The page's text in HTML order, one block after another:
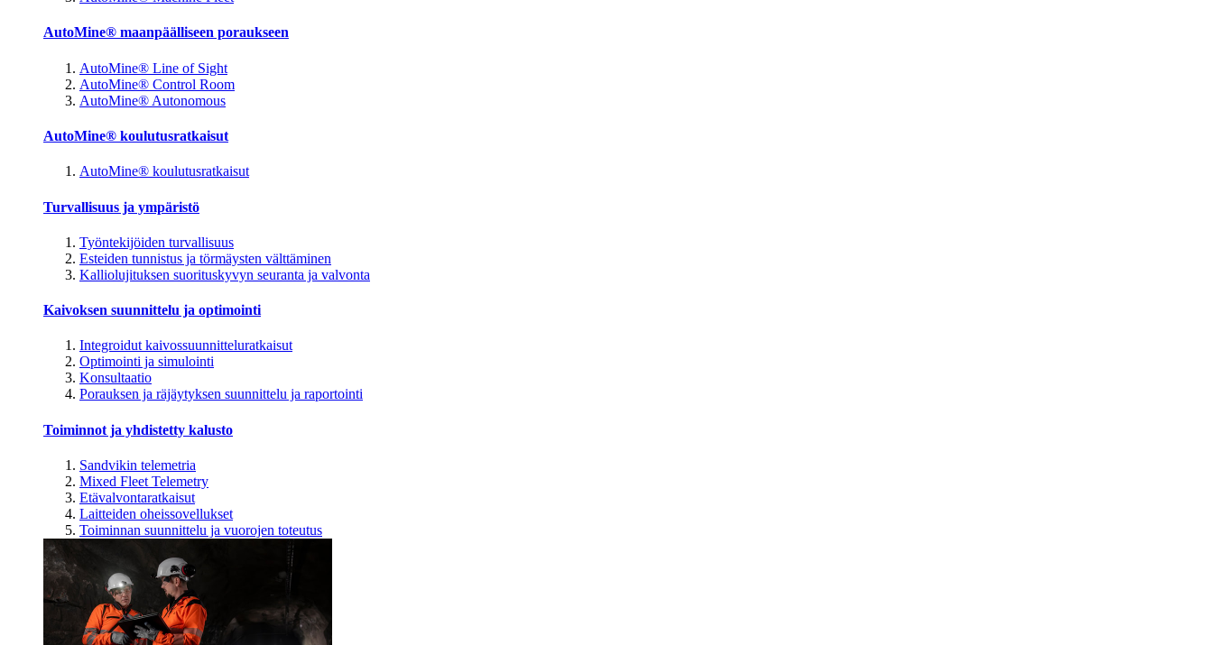
AutoMine® maanpäälliseen poraukseen
AutoMine® Line of Sight
AutoMine® Control Room
AutoMine® Autonomous
AutoMine® koulutusratkaisut
AutoMine® koulutusratkaisut
Turvallisuus ja ympäristö
Työntekijöiden turvallisuus
Esteiden tunnistus ja törmäysten välttäminen
Kalliolujituksen suorituskyvyn seuranta ja valvonta
Kaivoksen suunnittelu ja optimointi
Integroidut kaivossuunnitteluratkaisut
Optimointi ja simulointi
Konsultaatio
Porauksen ja räjäytyksen suunnittelu ja raportointi
Toiminnot ja yhdistetty kalusto
Sandvikin telemetria
Mixed Fleet Telemetry
Etävalvontaratkaisut
Laitteiden oheissovellukset
Toiminnan suunnittelu ja vuorojen toteutus